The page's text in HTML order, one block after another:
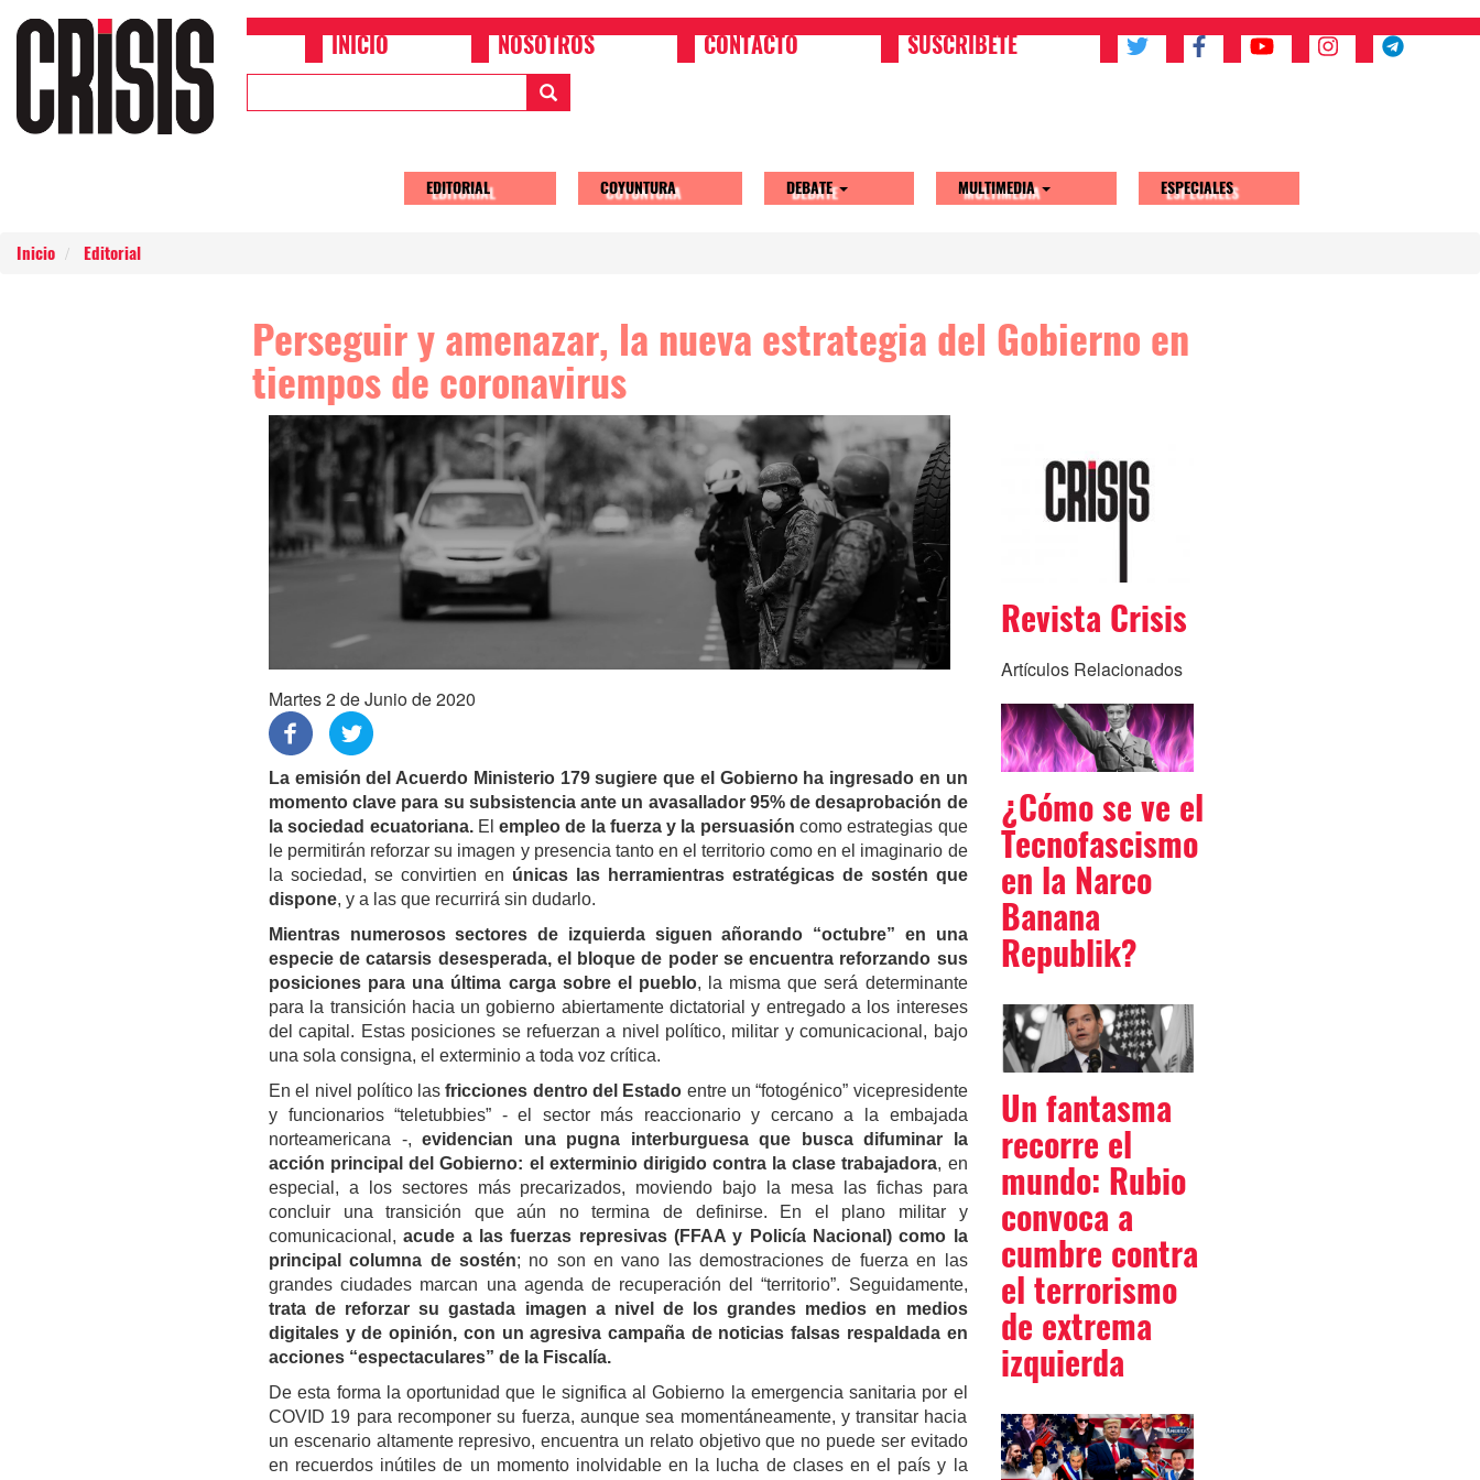
Pasar al contenido principal
Upper
Header
INICIO NOSOTROS CONTACTO SUSCRIBETE
Main
EDITORIAL COYUNTURA DEBATE MULTIMEDIA ESPECIALES
Inicio Editorial
Perseguir y amenazar, la nueva estrategia del Gobierno en
tiempos de coronavirus
Martes 2 de Junio de 2020
La emisión del Acuerdo Ministerio 179 sugiere que el Gobierno ha ingresado en un
momento clave para su subsistencia ante un avasallador 95% de desaprobación de
la sociedad ecuatoriana.Elempleo de la fuerza y la persuasión como estrategias que
le permitirán reforzar su imagen y presencia tanto en el territorio como en el imaginario de
la sociedad, se convirtien en únicas las herramientras estratégicas de sostén que
dispone, y a las que recurrirá sin dudarlo.
Mientras numerosos sectores de izquierda siguen añorando “octubre” en una
especie de catarsis desesperada, el bloque de poder se encuentra reforzando sus
posiciones para una última carga sobre el pueblo, la misma que será determinante
para la transición hacia un gobierno abiertamente dictatorial y entregado a los intereses
del capital. Estas posiciones se refuerzan a nivel político, militar y comunicacional, bajo
una sola consigna, el exterminio a toda voz crítica.
En el nivel político las fricciones dentro del Estado entre un “fotogénico” vicepresidente
y funcionarios “teletubbies” - el sector más reaccionario y cercano a la embajada
norteamericana -, evidencian una pugna interburguesa que busca difuminar la
acción principal del Gobierno: el exterminio dirigido contra la clase trabajadora, en
especial, a los sectores más precarizados, moviendo bajo la mesa las fichas para
concluir una transición que aún no termina de definirse. En el plano militar y
comunicacional,acude a las fuerzas represivas (FFAA y Policía Nacional) como la
principal columna de sostén; no son en vano las demostraciones de fuerza en las
grandes ciudades marcan una agenda de recuperación del “territorio”. Seguidamente,
trata de reforzar su gastada imagen a nivel de los grandes medios en medios
digitales y de opinión, con un agresiva campaña de noticias falsas respaldada en
acciones “espectaculares” de la Fiscalía.
De esta forma la oportunidad que le significa al Gobierno la emergencia sanitaria por el
COVID 19 para recomponer su fuerza, aunque sea momentáneamente, y transitar hacia
un escenario altamente represivo, encuentra un relato objetivo que no puede ser evitado
en recuerdos inútiles de un momento inolvidable en la lucha de clases en el país y la
Revista Crisis
Artículos Relacionados
¿Cómo se ve el
Tecnofascismo
en la Narco
Banana
Republik?
Un fantasma
recorre el
mundo: Rubio
convoca a
cumbre contra
el terrorismo
de extrema
izquierda